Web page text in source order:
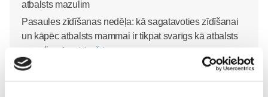
Pasaules zīdīšanas nedēļa: kā sagatavoties zīdīšanai
un kāpēc atbalsts mammai ir tikpat svarīgs kā atbalsts
mazulim
Jaundzimušais
03. Aug 14:36